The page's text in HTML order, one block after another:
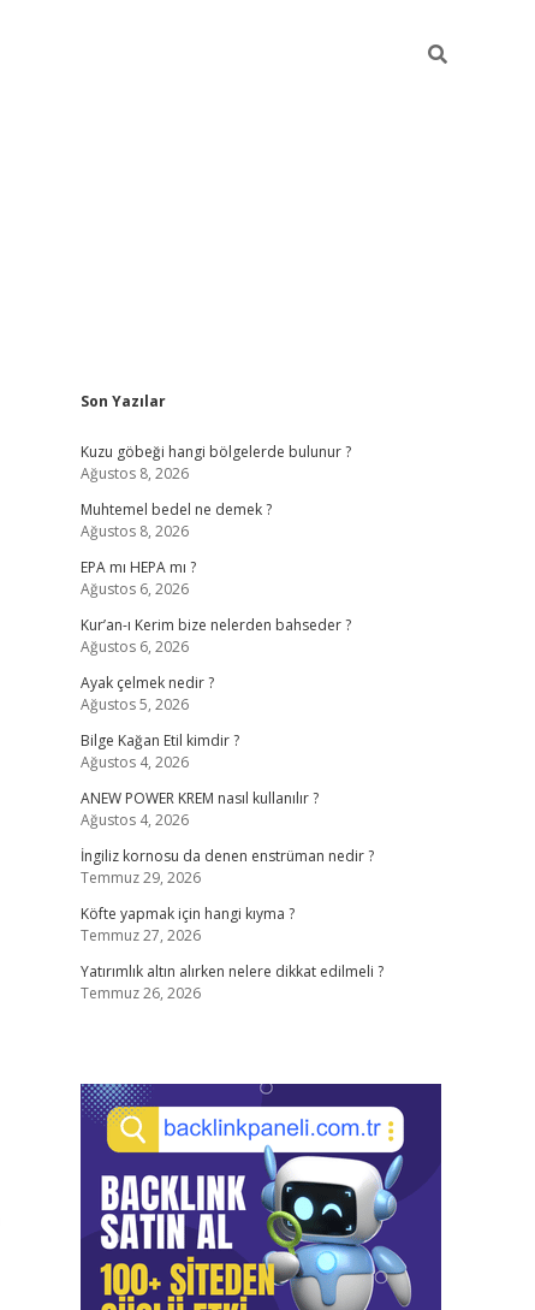
Sidebar
Son Yazılar
Kuzu göbeği hangi bölgelerde bulunur ?
Ağustos 8, 2026
Muhtemel bedel ne demek ?
Ağustos 8, 2026
EPA mı HEPA mı ?
Ağustos 6, 2026
Kur’an-ı Kerim bize nelerden bahseder ?
Ağustos 6, 2026
Ayak çelmek nedir ?
Ağustos 5, 2026
Bilge Kağan Etil kimdir ?
Ağustos 4, 2026
ANEW POWER KREM nasıl kullanılır ?
Ağustos 4, 2026
İngiliz kornosu da denen enstrüman nedir ?
Temmuz 29, 2026
Köfte yapmak için hangi kıyma ?
Temmuz 27, 2026
Yatırımlık altın alırken nelere dikkat edilmeli ?
Temmuz 26, 2026